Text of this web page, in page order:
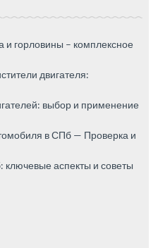
и горловины – комплексное
двигателя:
выбор и применение
в СПб — Проверка и
ключевые аспекты и советы